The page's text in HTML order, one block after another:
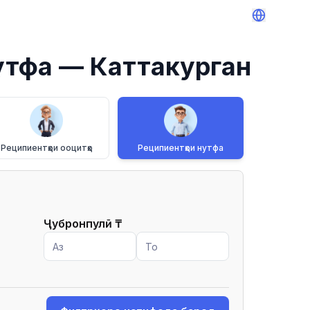
— Каттакурган
Реципиентҳои ооцитҳо Реципиентҳои нутфа
Ҷубронпулӣ ₸